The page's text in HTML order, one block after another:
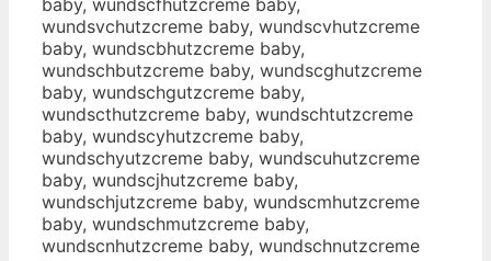
wundsvchutzcreme baby, wundscvhutzcreme
baby, wundscbhutzcreme baby,
wundschbutzcreme baby, wundscghutzcreme
baby, wundschgutzcreme baby,
wundscthutzcreme baby, wundschtutzcreme
baby, wundscyhutzcreme baby,
wundschyutzcreme baby, wundscuhutzcreme
baby, wundscjhutzcreme baby,
wundschjutzcreme baby, wundscmhutzcreme
baby, wundschmutzcreme baby,
wundscnhutzcreme baby, wundschnutzcreme